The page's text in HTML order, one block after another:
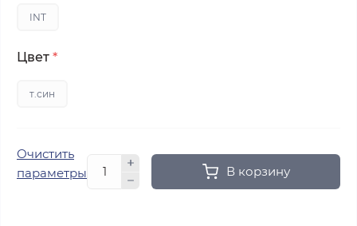
INT
Цвет *
т.син
Очистить
параметры
В корзину